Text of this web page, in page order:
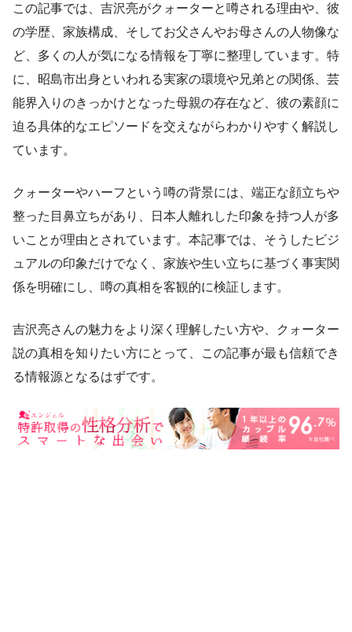
この記事では、吉沢亮がクォーターと噂される理由や、彼
の学歴、家族構成、そしてお父さんやお母さんの人物像な
ど、多くの人が気になる情報を丁寧に整理しています。特
に、昭島市出身といわれる実家の環境や兄弟との関係、芸
能界入りのきっかけとなった母親の存在など、彼の素顔に
迫る具体的なエピソードを交えながらわかりやすく解説し
ています。
クォーターやハーフという噂の背景には、端正な顔立ちや
整った目鼻立ちがあり、日本人離れした印象を持つ人が多
いことが理由とされています。本記事では、そうしたビジ
ュアルの印象だけでなく、家族や生い立ちに基づく事実関
係を明確にし、噂の真相を客観的に検証します。
吉沢亮さんの魅力をより深く理解したい方や、クォーター
説の真相を知りたい方にとって、この記事が最も信頼でき
る情報源となるはずです。